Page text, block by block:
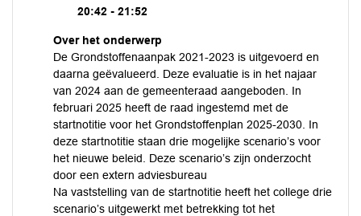
20:42 - 21:52
Over het onderwerp
De Grondstoffenaanpak 2021-2023 is uitgevoerd en
daarna geëvalueerd. Deze evaluatie is in het najaar
van 2024 aan de gemeenteraad aangeboden. In
februari 2025 heeft de raad ingestemd met de
startnotitie voor het Grondstoffenplan 2025-2030. In
deze startnotitie staan drie mogelijke scenario’s voor
het nieuwe beleid. Deze scenario’s zijn onderzocht
door een extern adviesbureau
Na vaststelling van de startnotitie heeft het college drie
scenario’s uitgewerkt met betrekking tot het